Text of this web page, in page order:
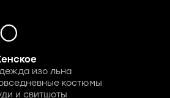
изо льна
костюмы
и свитшоты